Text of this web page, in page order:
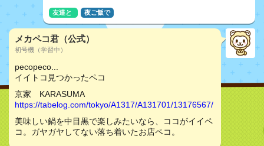
友達と 夜ご飯で
メカペコ君（公式）
初号機（学習中）
pecopeco...
イイトコ見つかったペコ
京家 KARASUMA
https://tabelog.com/tokyo/A1317/A131701/13176567/
美味しい鍋を中目黒で楽しみたいなら、ココがイイペ
コ。ガヤガヤしてない落ち着いたお店ペコ。